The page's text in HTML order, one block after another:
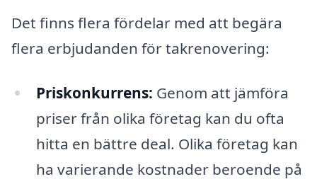
Det finns flera fördelar med att begära
flera erbjudanden för takrenovering:
Priskonkurrens: Genom att jämföra
priser från olika företag kan du ofta
hitta en bättre deal. Olika företag kan
ha varierande kostnader beroende på